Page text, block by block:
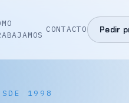
CONTACTO Pedir
1998